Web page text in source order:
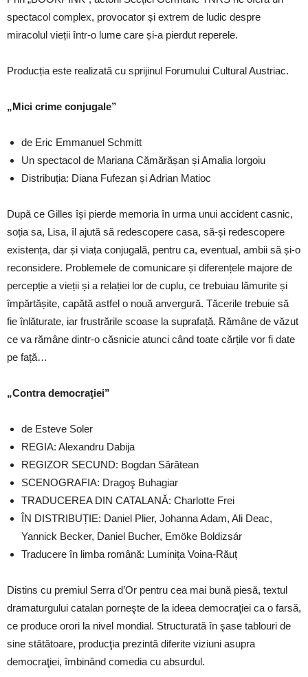
spectacol complex, provocator și extrem de ludic despre
miracolul vieții într-o lume care și-a pierdut reperele.
Producția este realizată cu sprijinul Forumului Cultural Austriac.
„Mici crime conjugale”
de Eric Emmanuel Schmitt
Un spectacol de Mariana Cămărășan și Amalia Iorgoiu
Distribuția: Diana Fufezan și Adrian Matioc
După ce Gilles își pierde memoria în urma unui accident casnic,
soția sa, Lisa, îl ajută să redescopere casa, să-și redescopere
existența, dar și viața conjugală, pentru ca, eventual, ambii să și-o
reconsidere. Problemele de comunicare și diferențele majore de
percepție a vieții și a relației lor de cuplu, ce trebuiau lămurite și
împărtășite, capătă astfel o nouă anvergură. Tăcerile trebuie să
fie înlăturate, iar frustrările scoase la suprafață. Rămâne de văzut
ce va rămâne dintr-o căsnicie atunci când toate cărțile vor fi date
pe față…
„Contra democraţiei”
de Esteve Soler
REGIA: Alexandru Dabija
REGIZOR SECUND: Bogdan Sărătean
SCENOGRAFIA: Dragoş Buhagiar
TRADUCEREA DIN CATALANĂ: Charlotte Frei
ÎN DISTRIBUȚIE: Daniel Plier, Johanna Adam, Ali Deac,
Yannick Becker, Daniel Bucher, Emöke Boldizsár
Traducere în limba română: Luminița Voina-Răuț
Distins cu premiul Serra d’Or pentru cea mai bună piesă, textul
dramaturgului catalan porneşte de la ideea democraţiei ca o farsă,
ce produce orori la nivel mondial. Structurată în şase tablouri de
sine stătătoare, producţia prezintă diferite viziuni asupra
democraţiei, îmbinând comedia cu absurdul.